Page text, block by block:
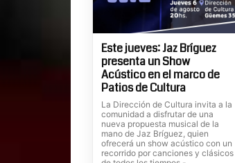
Este jueves: Jaz Bríguez
presenta un Show
Acústico en el marco de
Patios de Cultura
La Dirección de Cultura invita a la
comunidad a disfrutar de una
nueva propuesta musical de la
mano de Jaz Bríguez, quien
ofrecerá un show acústico con un
recorrido por canciones y clásicos